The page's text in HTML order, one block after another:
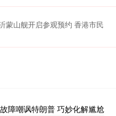
蒙山舰开启参观预约 香港市民
障嘲讽特朗普 巧妙化解尴尬